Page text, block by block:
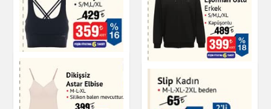
DAGI Sporcu Büstiyer
Giyim
Fermuarlı Eşofman
Üstü Erkek